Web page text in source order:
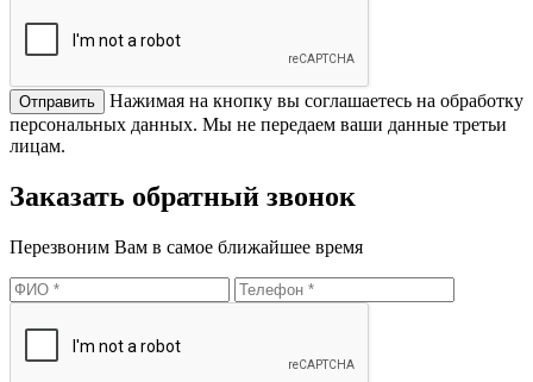
Нажимая на кнопку вы соглашаетесь на обработку
персональных данных. Мы не передаем ваши данные третьи
лицам.
Заказать обратный звонок
Перезвоним Вам в самое ближайшее время